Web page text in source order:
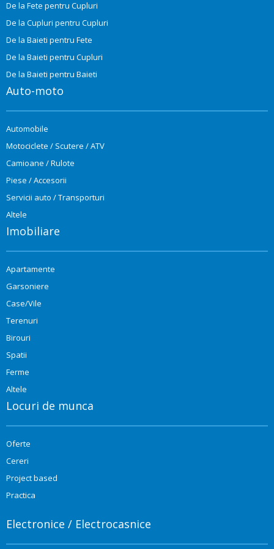
De la Fete pentru Cupluri
De la Cupluri pentru Cupluri
De la Baieti pentru Fete
De la Baieti pentru Cupluri
De la Baieti pentru Baieti
Auto-moto
Automobile
Motociclete / Scutere / ATV
Camioane / Rulote
Piese / Accesorii
Servicii auto / Transporturi
Altele
Imobiliare
Apartamente
Garsoniere
Case/Vile
Terenuri
Birouri
Spatii
Ferme
Altele
Locuri de munca
Oferte
Cereri
Project based
Practica
Electronice / Electrocasnice